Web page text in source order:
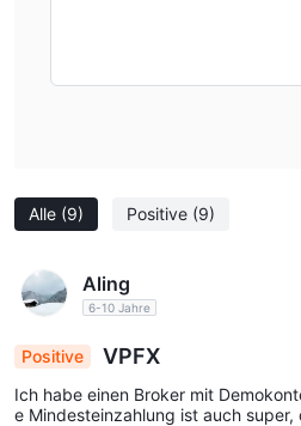
Alle (9) Positive (9)
Aling
6-10 Jahre
Positive VPFX
Ich habe einen Broker mit
e Mindesteinzahlung ist auch super,